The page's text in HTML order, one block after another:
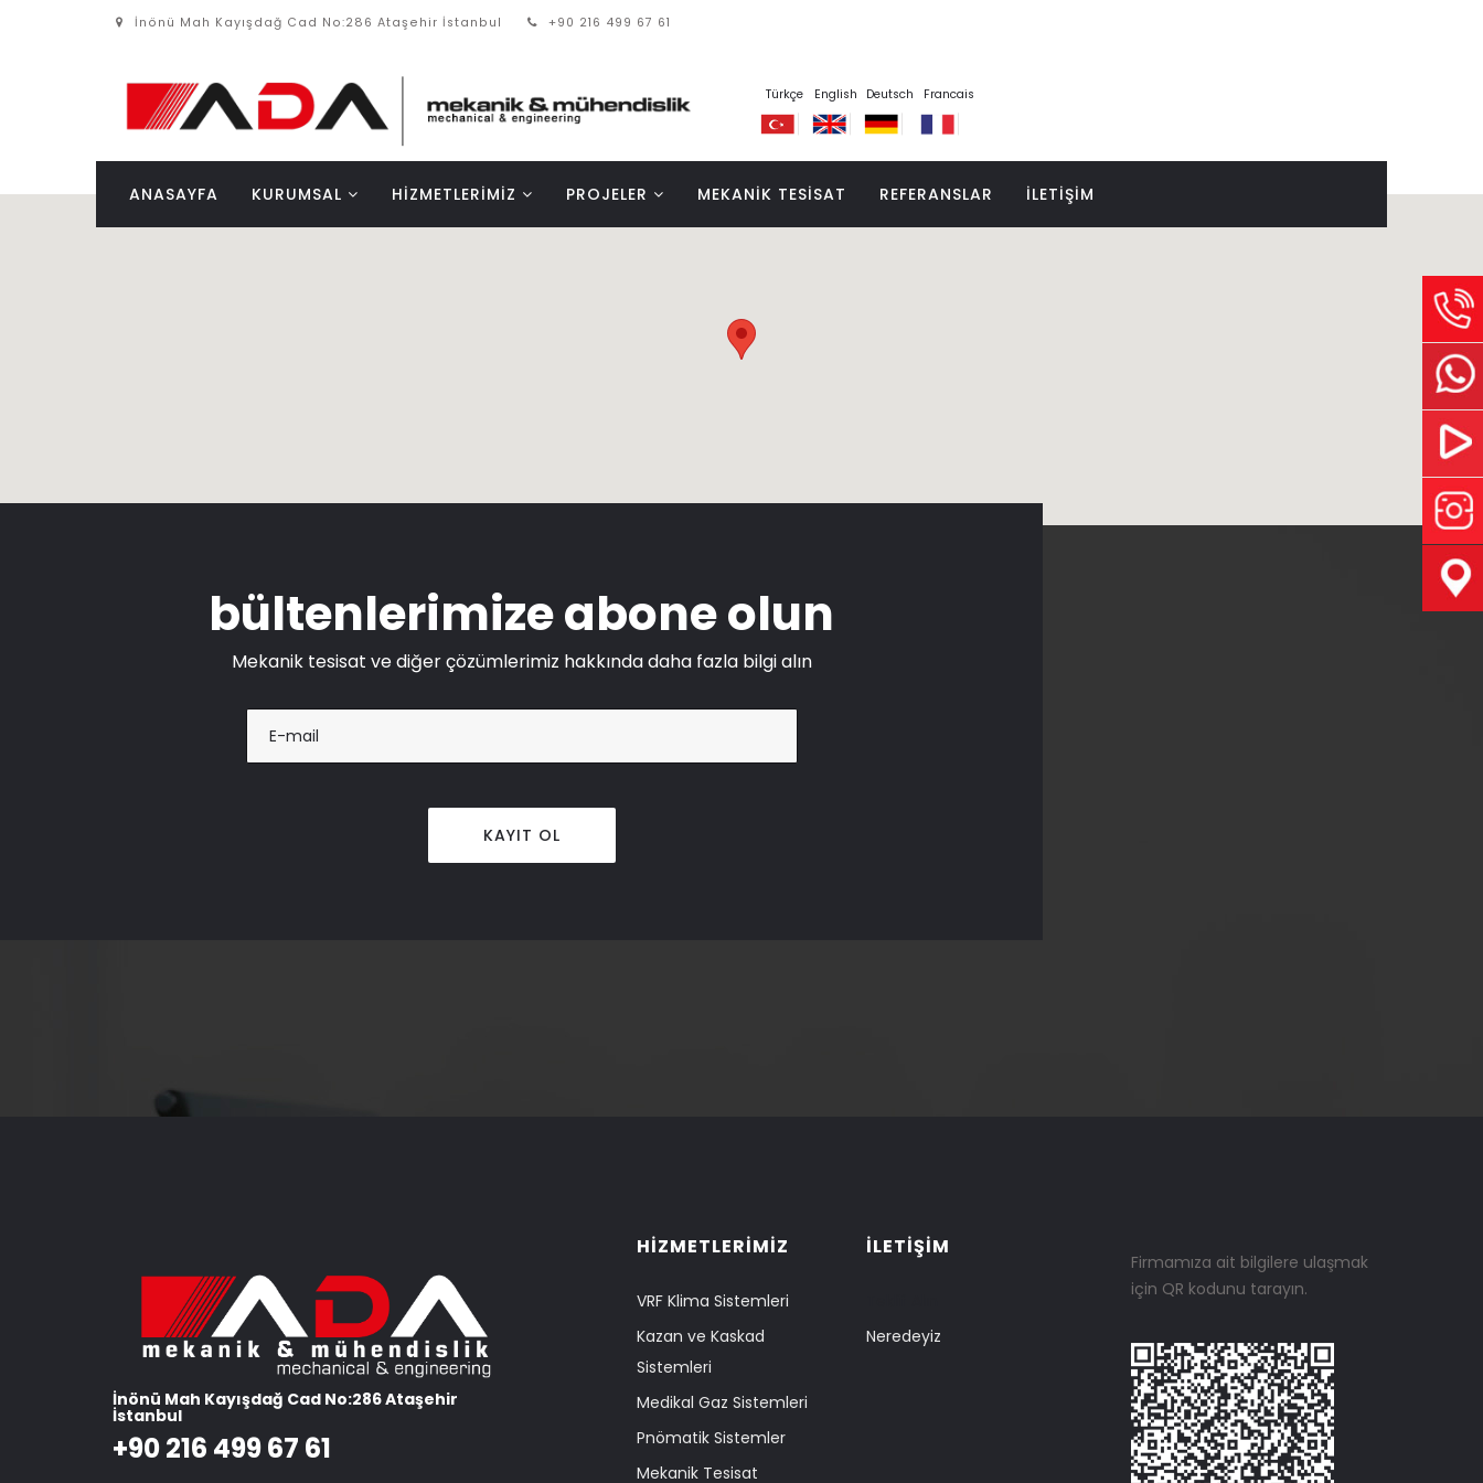
İnönü Mah Kayışdağ Cad No:286 Ataşehir İstanbul +90 216 499 67 61
Türkçe English Deutsch Francais
ANASAYFA KURUMSAL HİZMETLERİMİZ PROJELER MEKANİK TESİSAT REFERANSLAR İLETİŞİM
bültenlerimize abone olun
Mekanik tesisat ve diğer çözümlerimiz hakkında daha fazla bilgi alın
İnönü Mah Kayışdağ Cad No:286 Ataşehir
İstanbul
+90 216 499 67 61
HİZMETLERİMİZ
VRF Klima Sistemleri
Kazan ve Kaskad
Sistemleri
Medikal Gaz Sistemleri
Pnömatik Sistemler
Mekanik Tesisat
İLETİŞİM
Neredeyiz
Firmamıza ait bilgilere ulaşmak
için QR kodunu tarayın.